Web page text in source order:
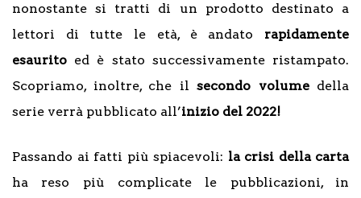
nonostante si tratti di un prodotto destinato a
lettori di tutte le età, è andato rapidamente
esaurito ed è stato successivamente ristampato.
Scopriamo, inoltre, che il secondo volumedella
serie verrà pubblicato all’inizio del 2022!
Passando ai fatti più spiacevoli: la crisi della carta
ha reso più complicate le pubblicazioni, in